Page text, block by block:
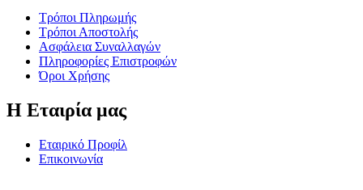
Τρόποι Πληρωμής
Τρόποι Αποστολής
Ασφάλεια Συναλλαγών
Πληροφορίες Επιστροφών
Όροι Χρήσης
Η Εταιρία μας
Εταιρικό Προφίλ
Επικοινωνία